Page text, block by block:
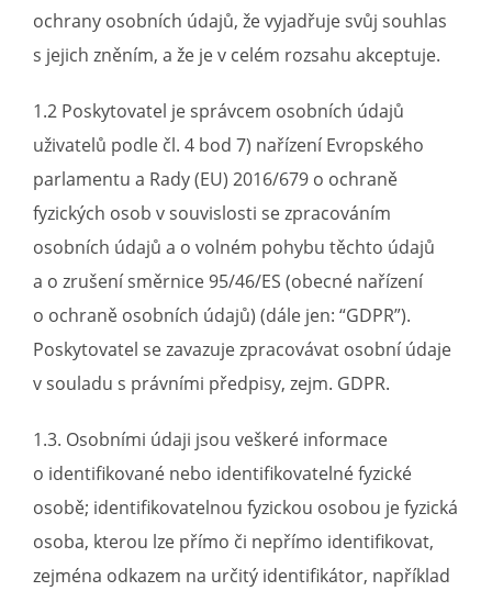
ochrany osobních údajů, že vyjadřuje svůj souhlas
s jejich zněním, a že je v celém rozsahu akceptuje.
1.2 Poskytovatel je správcem osobních údajů
uživatelů podle čl. 4 bod 7) nařízení Evropského
parlamentu a Rady (EU) 2016/679 o ochraně
fyzických osob v souvislosti se zpracováním
osobních údajů a o volném pohybu těchto údajů
a o zrušení směrnice 95/46/ES (obecné nařízení
o ochraně osobních údajů) (dále jen: “GDPR”).
Poskytovatel se zavazuje zpracovávat osobní údaje
v souladu s právními předpisy, zejm. GDPR.
1.3. Osobními údaji jsou veškeré informace
o identifikované nebo identifikovatelné fyzické
osobě; identifikovatelnou fyzickou osobou je fyzická
osoba, kterou lze přímo či nepřímo identifikovat,
zejména odkazem na určitý identifikátor, například